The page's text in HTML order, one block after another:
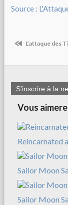
Source :
L’attaque des
S'inscrire à la
Vous
Reincarnated
Sailor Moon
Sailor Moon